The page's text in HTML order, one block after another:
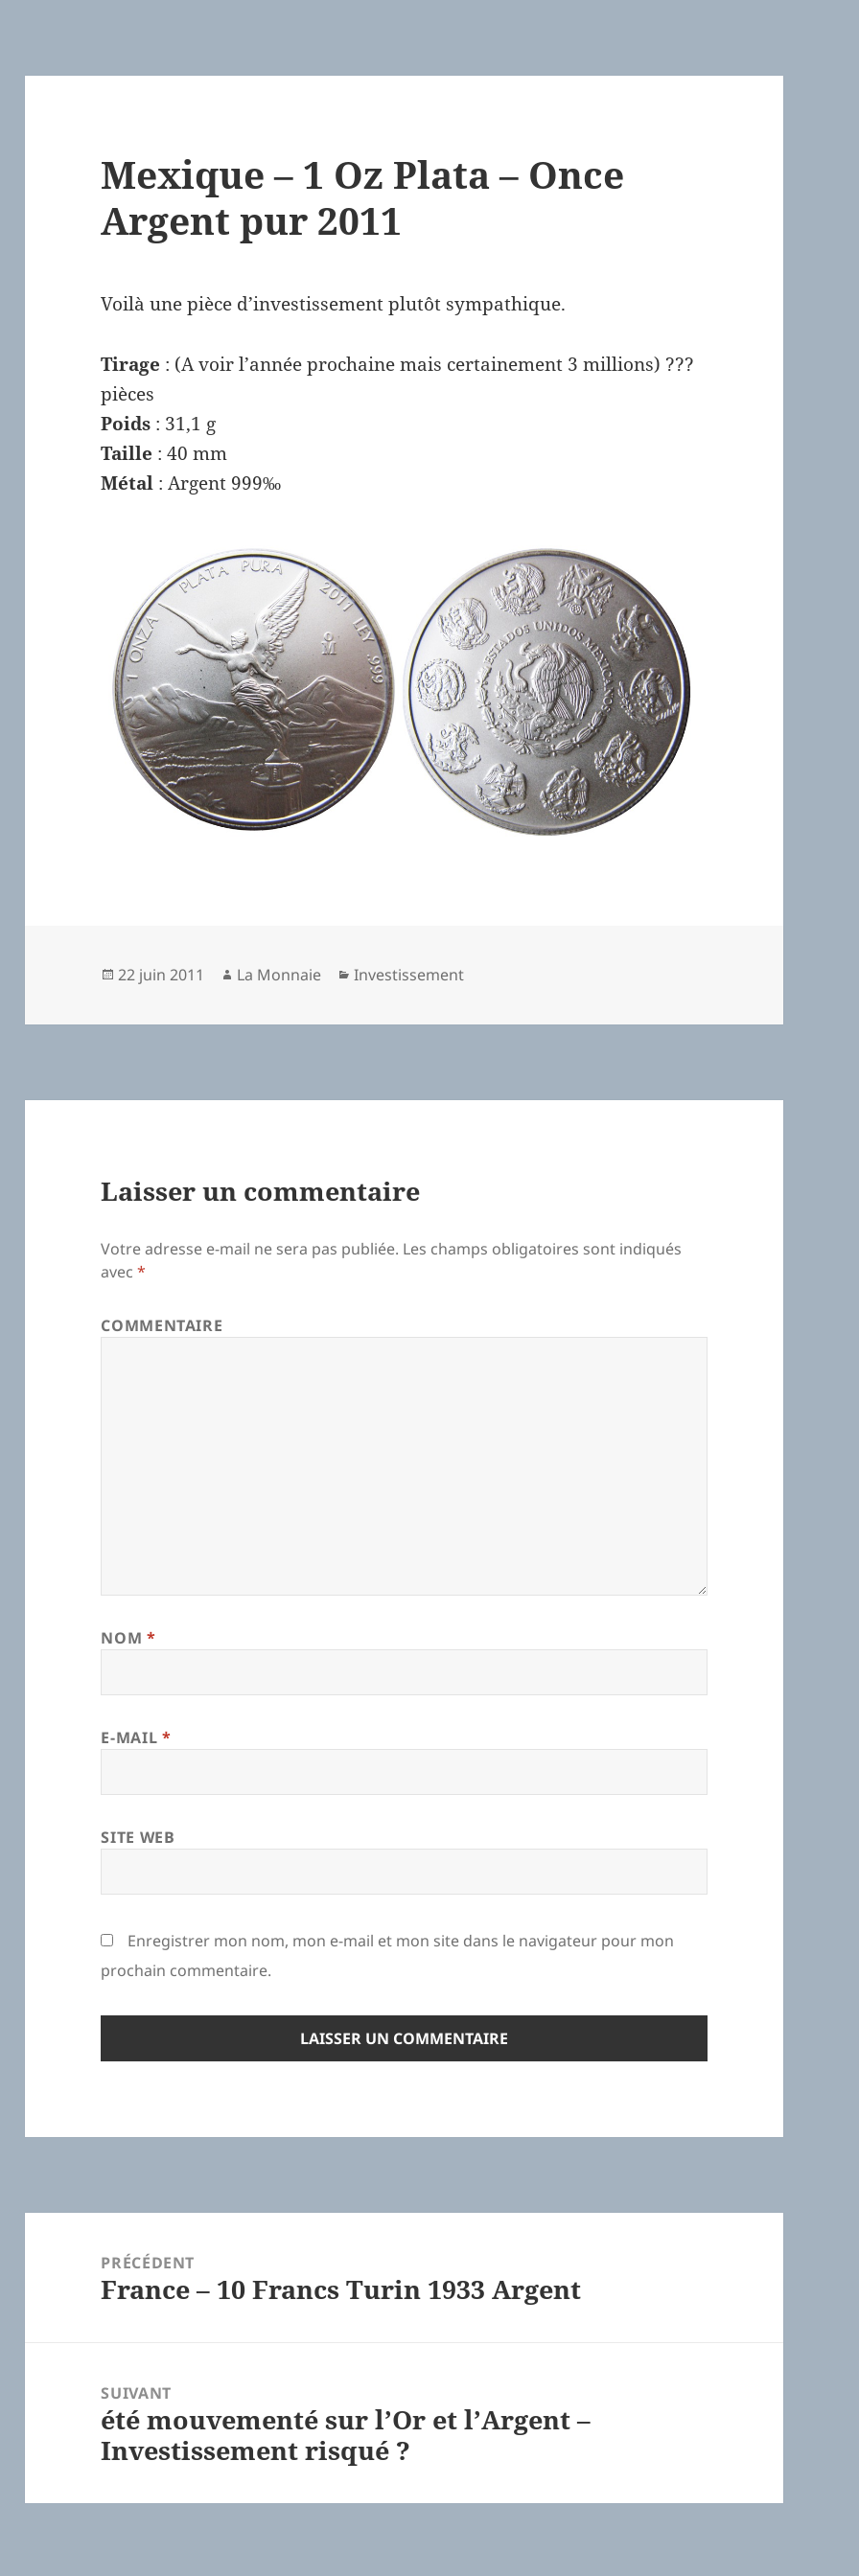
Mexique – 1 Oz Plata – Once
Argent pur 2011
Voilà une pièce d’investissement plutôt sympathique.
Tirage : (A voir l’année prochaine mais certainement 3 millions) ???
pièces
Poids : 31,1 g
Taille : 40 mm
Métal : Argent 999‰
Publié
22 juin 2011 Auteur
La Monnaie Catégories
Investissement
Laisser un commentaire
Votre adresse e-mail ne sera pas publiée. Les champs obligatoires sont indiqués
avec*
COMMENTAIRE
NOM *
E-MAIL *
SITE WEB
Enregistrer mon nom, mon e-mail et mon site dans le navigateur pour mon
prochain commentaire.
PRÉCÉDENT
Article
France – 10 Francs Turin 1933 Argent
SUIVANT
Article
suivant :
été mouvementé sur l’Or et l’Argent –
Investissement risqué ?